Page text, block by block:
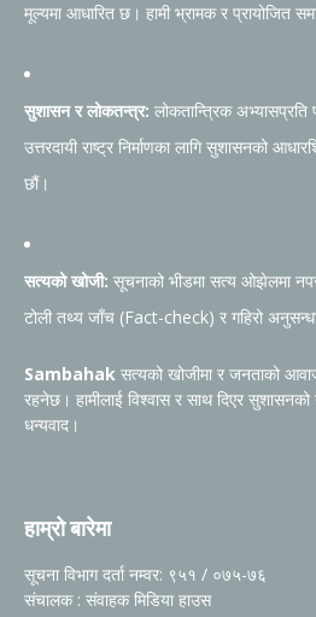
मूल्यमा आधारित छ। हामी भ्रामक र प्रायोजित
सुशासन र लोकतन्त्र: लोकतान्त्रिक अभ्यासप्रति
उत्तरदायी राष्ट्र निर्माणका लागि सुशासनको
छौं।
सत्यको खोजी: सूचनाको भीडमा सत्य ओझेलमा
टोली तथ्य जाँच (Fact-check) र गहिरो
Sambahak सत्यको खोजीमा र जनताको
रहनेछ। हामीलाई विश्वास र साथ दिएर सुशासनको
धन्यवाद।
हाम्रो बारेमा
सूचना विभाग दर्ता नम्वर: ९५१ / ०७५-७६
संचालक : संवाहक मिडिया हाउस